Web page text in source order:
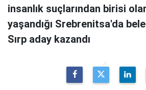
insanlık suçlarından birisi
yaşandığı Srebrenitsa'da
Sırp aday kazandı